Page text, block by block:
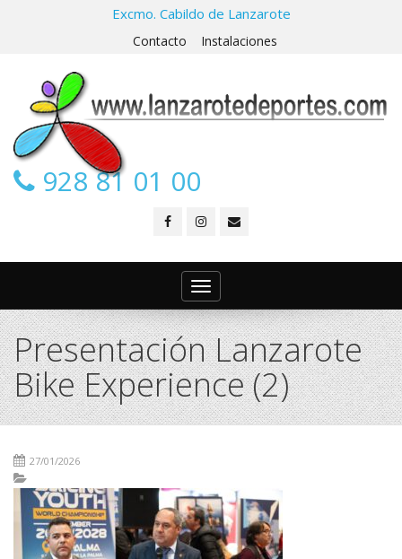
Excmo. Cabildo de Lanzarote
Contacto Instalaciones
928 81 01 00
Toggle
navigation
Presentación Lanzarote
Bike Experience (2)
27/01/2026